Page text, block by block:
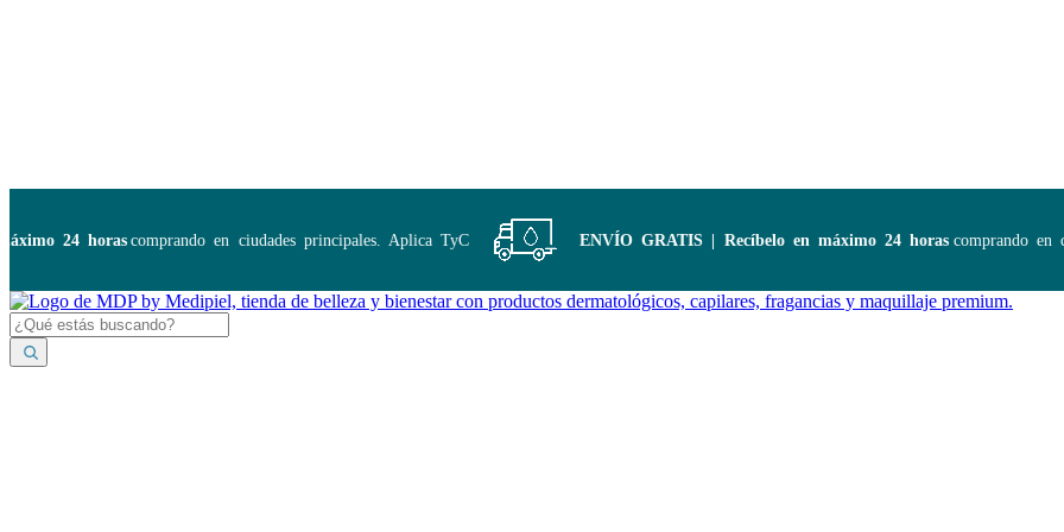
24 horascomprando en ciudades principales. Aplica TyC ENVÍO GRATIS | Recíbelo en máximo 24 horascomprando en